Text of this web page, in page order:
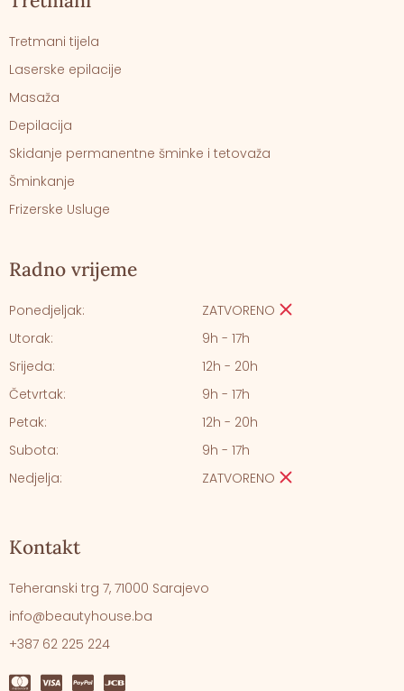
Tretmani tijela
Laserske epilacije
Masaža
Depilacija
Skidanje permanentne šminke i tetovaža
Šminkanje
Frizerske Usluge
Radno vrijeme
Ponedjeljak:
Utorak:
Srijeda:
Četvrtak:
Petak:
Subota:
Nedjelja:
ZATVORENO
9h - 17h
12h - 20h
9h - 17h
12h - 20h
9h - 17h
ZATVORENO
Kontakt
Teheranski trg 7, 71000 Sarajevo
info@beautyhouse.ba
+387 62 225 224